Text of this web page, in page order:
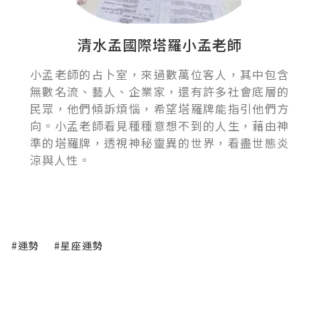
清水孟國際塔羅小孟老師
小孟老師的占卜室，來過數萬位客人，其中包含
無數名流、藝人、企業家，還有許多社會底層的
民眾，他們傾訴煩惱，希望塔羅牌能指引他們方
向。小孟老師看見種種意想不到的人生，藉由神
準的塔羅牌，透視神秘靈異的世界，看盡世態炎
涼與人性。
#運勢 #星座運勢